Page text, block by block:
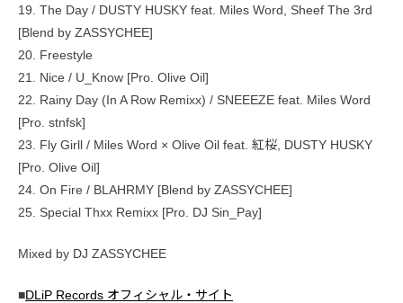
19. The Day / DUSTY HUSKY feat. Miles Word, Sheef The 3rd
[Blend by ZASSYCHEE]
20. Freestyle
21. Nice / U_Know [Pro. Olive Oil]
22. Rainy Day (In A Row Remixx) / SNEEEZE feat. Miles Word
[Pro. stnfsk]
23. Fly Girll / Miles Word × Olive Oil feat. 紅桜, DUSTY HUSKY
[Pro. Olive Oil]
24. On Fire / BLAHRMY [Blend by ZASSYCHEE]
25. Special Thxx Remixx [Pro. DJ Sin_Pay]
Mixed by DJ ZASSYCHEE
■DLiP Records オフィシャル・サイト